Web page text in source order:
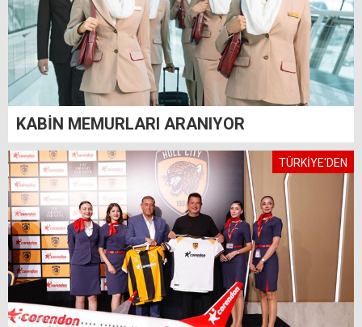
KABİN MEMURLARI ARANIYOR
TÜRKİYE'DEN